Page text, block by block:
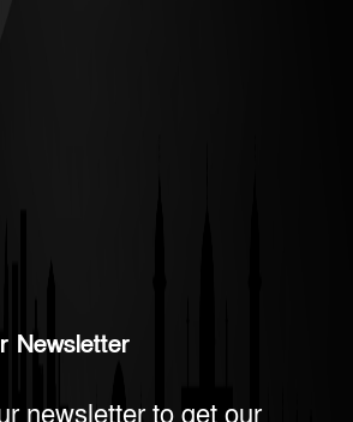
Newsletter
newsletter to get our